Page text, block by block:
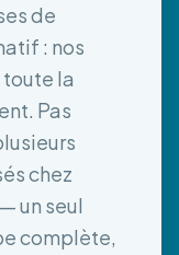
de
: nos
la
Pas
chez
un seul
complète,